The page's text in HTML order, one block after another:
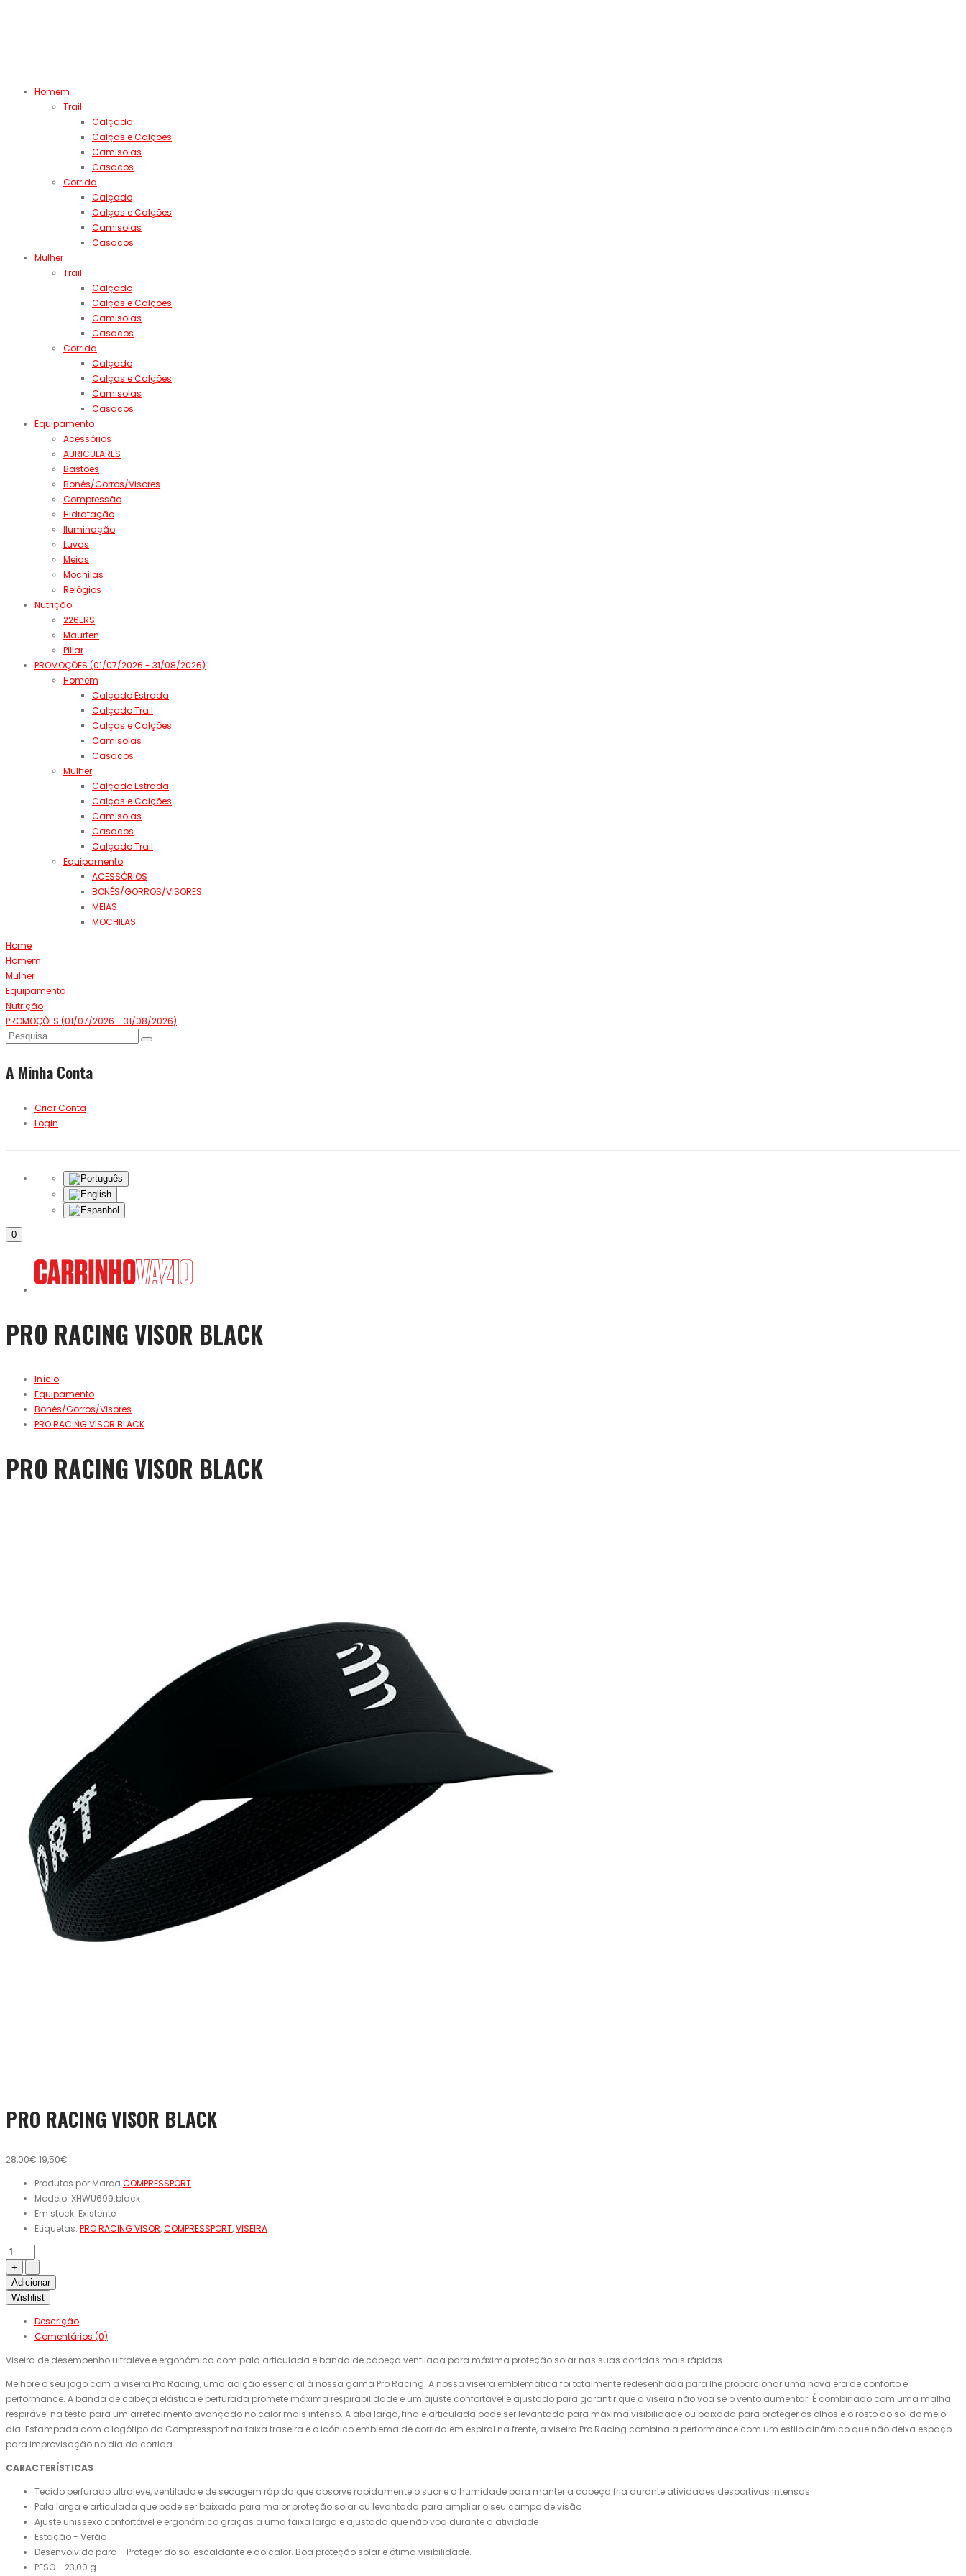
Homem
Trail
Calçado
Calças e Calções
Camisolas
Casacos
Corrida
Calçado
Calças e Calções
Camisolas
Casacos
Mulher
Trail
Calçado
Calças e Calções
Camisolas
Casacos
Corrida
Calçado
Calças e Calções
Camisolas
Casacos
Equipamento
Acessórios
AURICULARES
Bastões
Bonés/Gorros/Visores
Compressão
Hidratação
Iluminação
Luvas
Meias
Mochilas
Relógios
Nutrição
226ERS
Maurten
Pillar
PROMOÇÕES (01/07/2026 - 31/08/2026)
Homem
Calçado Estrada
Calçado Trail
Calças e Calções
Camisolas
Casacos
Mulher
Calçado Estrada
Calças e Calções
Camisolas
Casacos
Calçado Trail
Equipamento
ACESSÓRIOS
BONÉS/GORROS/VISORES
MEIAS
MOCHILAS
Home
Homem
Mulher
Equipamento
Nutrição
PROMOÇÕES (01/07/2026 - 31/08/2026)
A Minha Conta
Criar Conta
Login
0
PRO RACING VISOR BLACK
Início
Equipamento
Bonés/Gorros/Visores
PRO RACING VISOR BLACK
PRO RACING VISOR BLACK
PRO RACING VISOR BLACK
28,00€ 19,50€
Produtos por Marca COMPRESSPORT
Modelo: XHWU699.black
Em stock: Existente
Etiquetas: PRO RACING VISOR,COMPRESSPORT,VISEIRA
Adicionar
Wishlist
Descrição
Comentários (0)
Viseira de desempenho ultraleve e ergonómica com pala articulada e banda de cabeça ventilada para máxima proteção solar nas suas corridas mais rápidas.
Melhore o seu jogo com a viseira Pro Racing, uma adição essencial à nossa gama Pro Racing. A nossa viseira emblemática foi totalmente redesenhada para lhe proporcionar uma nova era de conforto e
performance. A banda de cabeça elástica e perfurada promete máxima respirabilidade e um ajuste confortável e ajustado para garantir que a viseira não voa se o vento aumentar. É combinado com uma malha
respirável na testa para um arrefecimento avançado no calor mais intenso. A aba larga, fina e articulada pode ser levantada para máxima visibilidade ou baixada para proteger os olhos e o rosto do sol do meio-
dia. Estampada com o logótipo da Compressport na faixa traseira e o icónico emblema de corrida em espiral na frente, a viseira Pro Racing combina a performance com um estilo dinâmico que não deixa espaço
para improvisação no dia da corrida.
CARACTERÍSTICAS
Tecido perfurado ultraleve, ventilado e de secagem rápida que absorve rapidamente o suor e a humidade para manter a cabeça fria durante atividades desportivas intensas
Pala larga e articulada que pode ser baixada para maior proteção solar ou levantada para ampliar o seu campo de visão
Ajuste unissexo confortável e ergonómico graças a uma faixa larga e ajustada que não voa durante a atividade
Estação - Verão
Desenvolvido para - Proteger do sol escaldante e do calor. Boa proteção solar e ótima visibilidade.
PESO - 23,00 g